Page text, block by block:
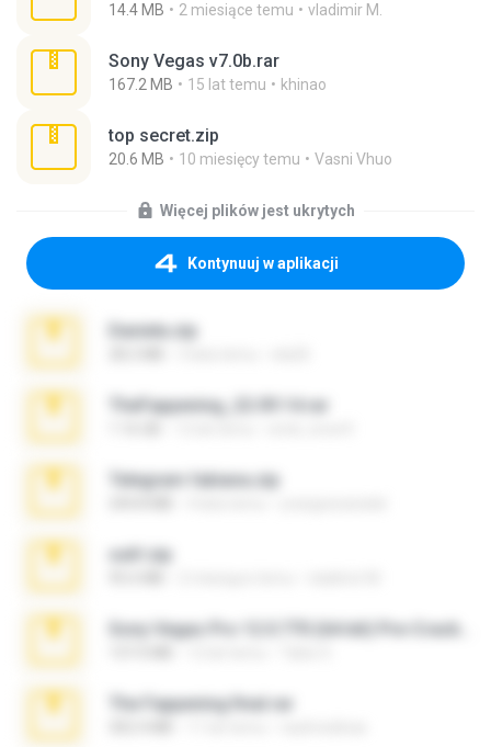
14.4 MB 2 miesiące temu vladimir M.
Sony Vegas v7.0b.rar
167.2 MB 15 lat temu khinao
top secret.zip
20.6 MB 10 miesięcy temu Vasni Vhuo
Więcej plików jest ukrytych
Kontynuuj w aplikacji
Daniela.zip
TheFappening_22.09.14.rar
Telegram fabiana.zip
ouh!.zip
The Fappening final.rar